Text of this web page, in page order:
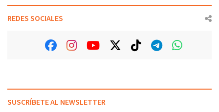
REDES SOCIALES
SUSCRÍBETE AL NEWSLETTER